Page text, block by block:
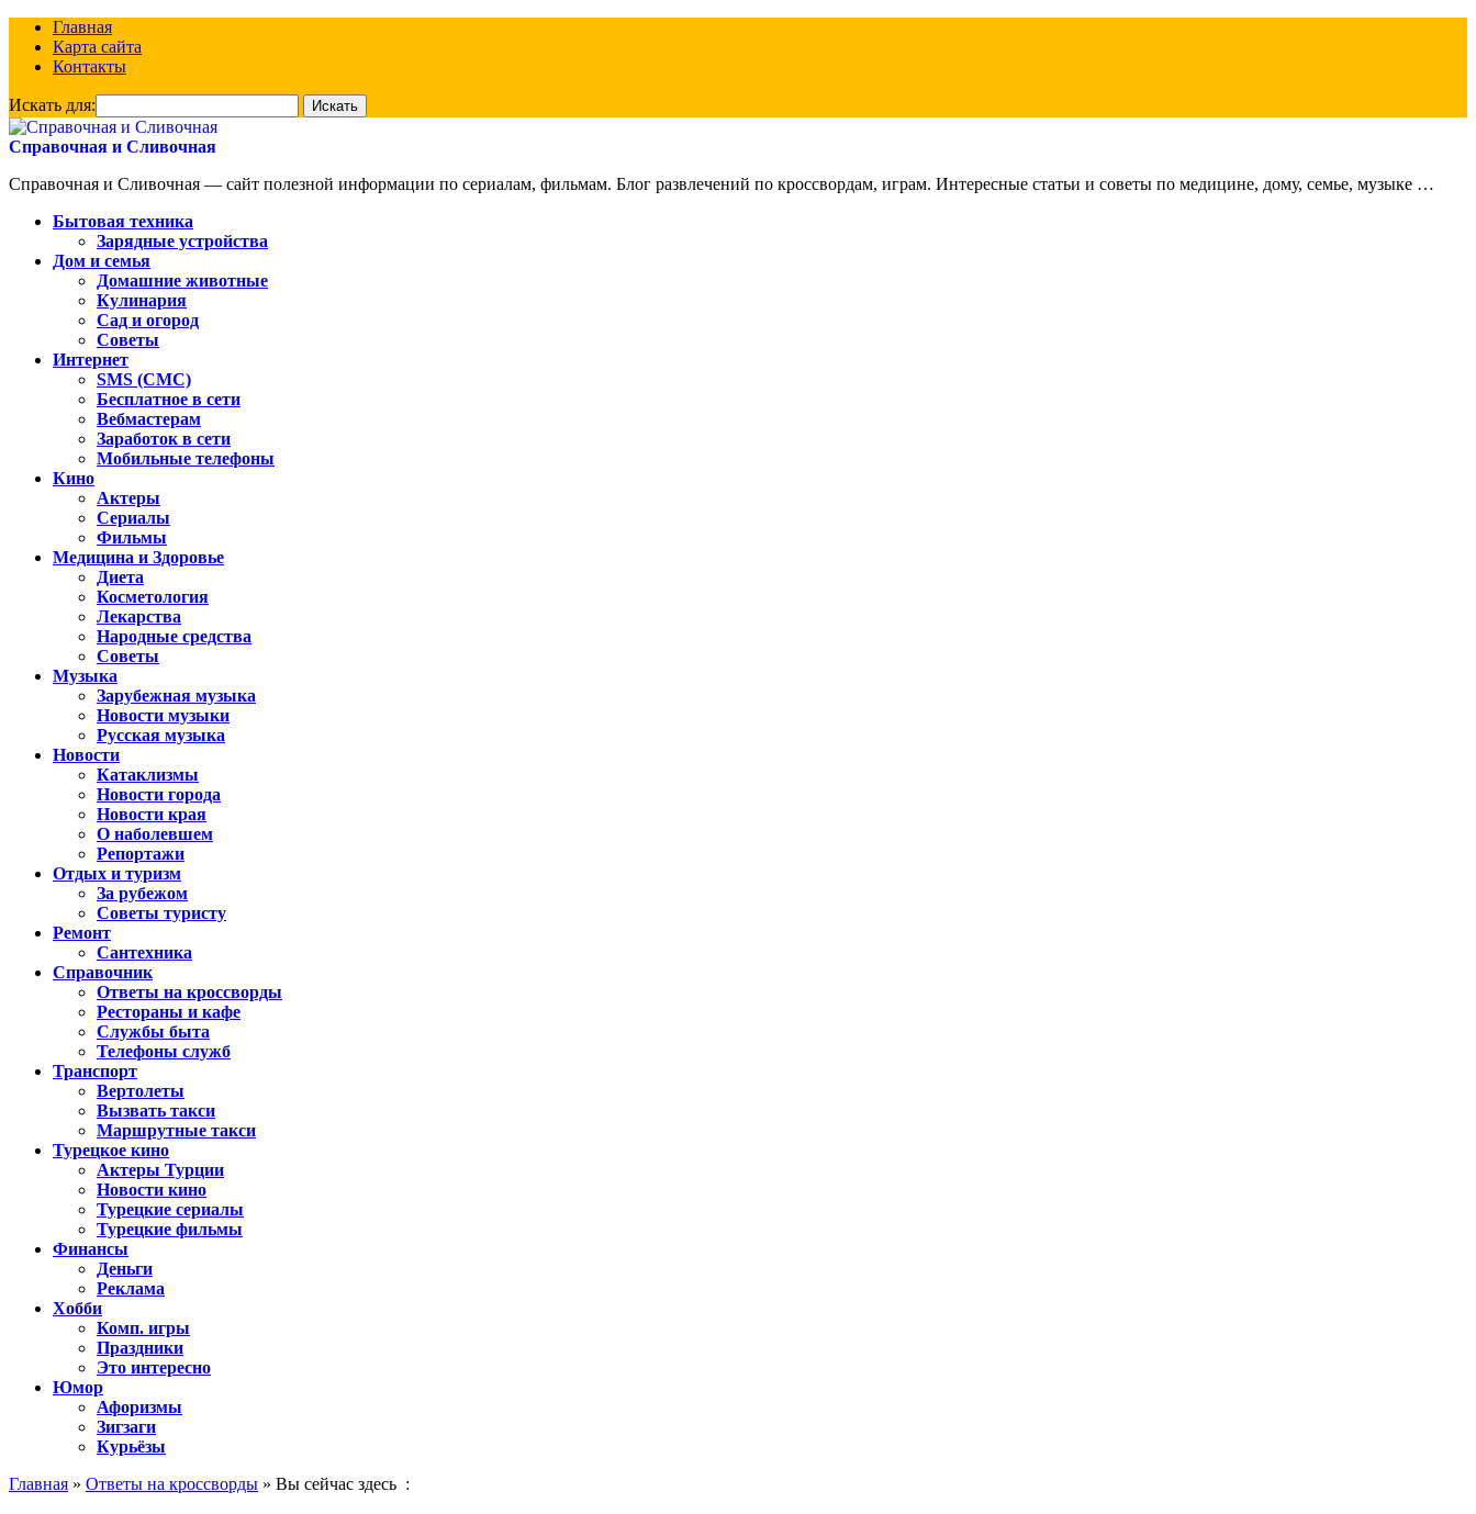
Главная
Карта сайта
Контакты
Искать для:
Справочная и Сливочная
Справочная и Сливочная — сайт полезной информации по сериалам, фильмам. Блог развлечений по кроссвордам, играм. Интересные статьи и советы по медицине, дому, семье, музыке …
Бытовая техника
Зарядные устройства
Дом и семья
Домашние животные
Кулинария
Сад и огород
Советы
Интернет
SMS (СМС)
Бесплатное в сети
Вебмастерам
Заработок в сети
Мобильные телефоны
Кино
Актеры
Сериалы
Фильмы
Медицина и Здоровье
Диета
Косметология
Лекарства
Народные средства
Советы
Музыка
Зарубежная музыка
Новости музыки
Русская музыка
Новости
Катаклизмы
Новости города
Новости края
О наболевшем
Репортажи
Отдых и туризм
За рубежом
Советы туристу
Ремонт
Сантехника
Справочник
Ответы на кроссворды
Рестораны и кафе
Службы быта
Телефоны служб
Транспорт
Вертолеты
Вызвать такси
Маршрутные такси
Турецкое кино
Актеры Турции
Новости кино
Турецкие сериалы
Турецкие фильмы
Финансы
Деньги
Реклама
Хобби
Комп. игры
Праздники
Это интересно
Юмор
Афоризмы
Зигзаги
Курьёзы
Главная » Ответы на кроссворды » Вы сейчас здесь :